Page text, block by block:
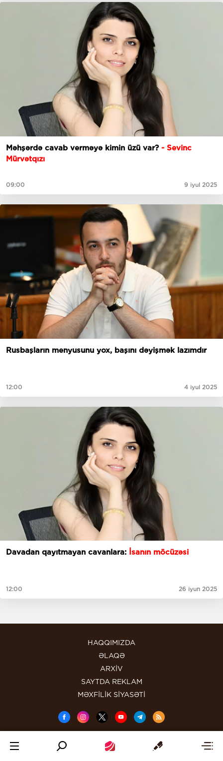
Məhşərdə cavab verməyə kimin üzü var? - Sevinc
Mürvətqızı
09:00 9 iyul 2025
Rusbaşların menyusunu yox, başını dəyişmək lazımdır
12:00 4 iyul 2025
Davadan qayıtmayan cavanlara: İsanın möcüzəsi
12:00 26 iyun 2025
HAQQIMIZDA
ƏLAQƏ
ARXİV
SAYTDA REKLAM
MƏXFİLİK SİYASƏTİ
Məlumatdan istifadə etdikdə istinad mütləqdir. Məlumat internet
səhifələrində istifadə edildikdə müvafiq keçidin qoyulması mütləqdir.